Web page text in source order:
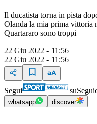
Il ducatista torna in pista
Olanda la mia prima vittoria
Quartararo sono troppi
22 Giu 2022 - 11:56
22 Giu 2022 - 11:56
Segui su
whatsapp discover